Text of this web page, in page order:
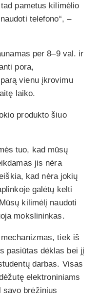
pametus kilimėlio
telefono“, –
per 8–9 val. ir
pora,
vienu įkrovimu
laiko.
produkto šiuo
tuo, kad mūsų
jis nėra
kad nėra jokių
galėtų kelti
kilimėlį naudoti
mokslininkas.
tiek iš
pasiūtas dėklas bei jį
darbas. Visas
elektroniniams
savo brėžinius